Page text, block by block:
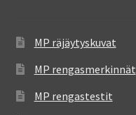
MP räjäytyskuvat
MP rengasmerkinnät
MP rengastestit